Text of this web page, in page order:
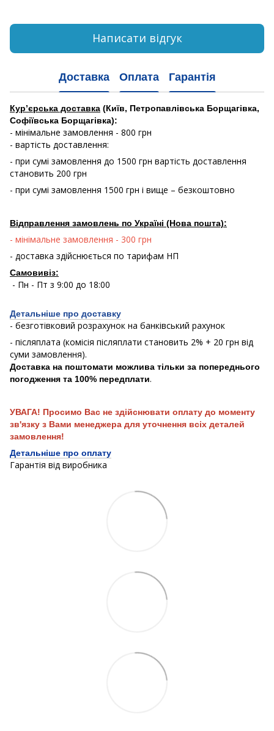
Написати відгук
Доставка Оплата Гарантія
Кур’єрська доставка (Київ, Петропавлівська Борщагівка,
Софіївська Борщагівка):
- мінімальне замовлення - 800 грн
- вартість доставлення:
- при сумі замовлення до 1500 грн вартість доставлення
становить 200 грн
- при сумі замовлення 1500 грн і вище – безкоштовно
Відправлення замовлень по Україні (Нова пошта):
- мінімальне замовлення - 300 грн
- доставка здійснюється по тарифам НП
Самовивіз:
- Пн - Пт з 9:00 до 18:00
Детальніше про доставку
- безготівковий розрахунок на банківський рахунок
- післяплата (комісія післяплати становить 2% + 20 грн від
суми замовлення).
Доставка на поштомати можлива тільки за попереднього
погодження та 100% передплати.
УВАГА! Просимо Вас не здійснювати оплату до моменту
зв'язку з Вами менеджера для уточнення всіх деталей
замовлення!
Детальніше про оплату
Гарантія від виробника